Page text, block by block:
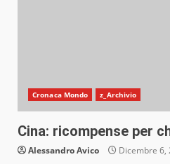
Cronaca Mondo z_Archivio
Cina: ricompense per
Alessandro Avico Dicembre 6,